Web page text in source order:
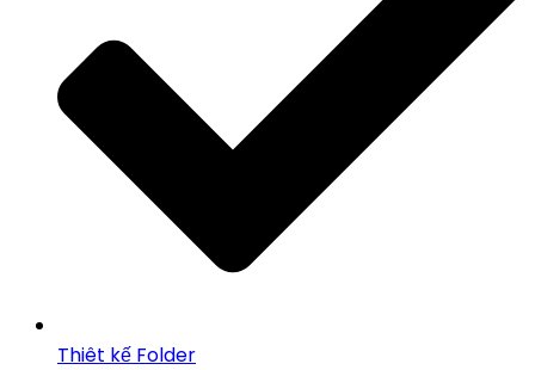
Thiêt kế Folder